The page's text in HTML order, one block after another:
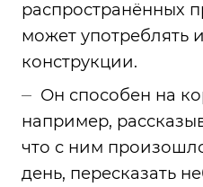
распространённых
может употреблять
конструкции.
Он способен на
например,
что с ним
день, пересказать